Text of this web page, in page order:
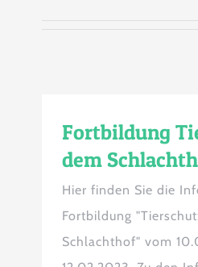
Fortbildung
dem
Hier finden Sie die
Fortbildung
Schlachthof" vom